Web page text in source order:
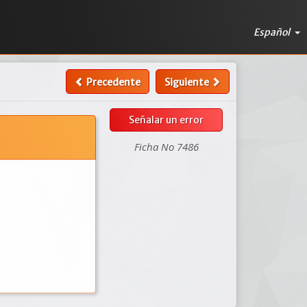
Español
Precedente Siguiente
Señalar un error
Ficha No 7486